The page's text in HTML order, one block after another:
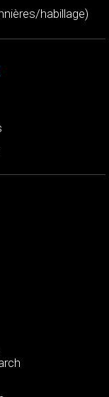
habillage)